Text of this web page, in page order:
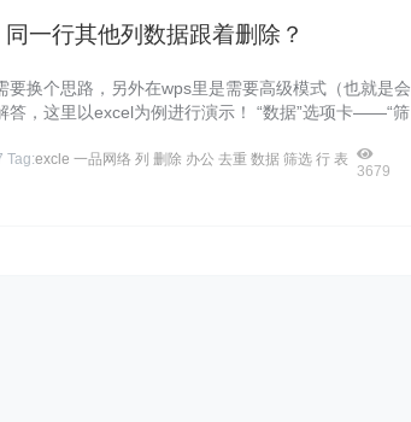
一行其他列数据跟着删除？
要换个思路，另外在wps里是需要高级模式（也就是会
答，这里以excel为例进行演示！ “数据”选项卡——“筛
Tag:excle 一品网络 列 删除 办公 去重 数据 筛选 行 表
3679